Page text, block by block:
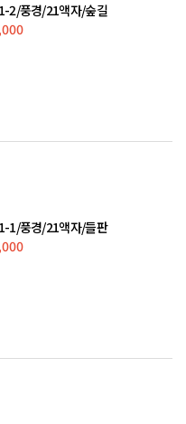
2/풍경/21액자/숲길
1/풍경/21액자/들판